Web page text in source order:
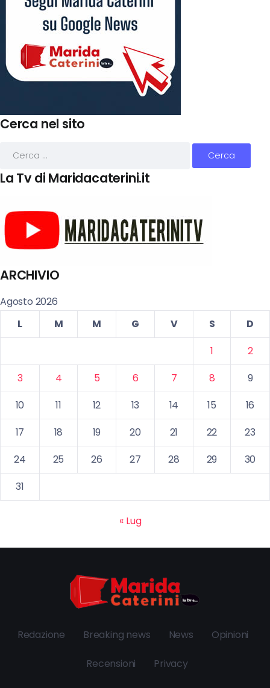
Cerca nel sito
La Tv di Maridacaterini.it
ARCHIVIO
Agosto 2026
L
M M G V S
D
1
2
3
4 5 6 7 8
9
10
11 12 13 14 15
16
17
18 19 20 21 22
23
24
25 26 27 28 29
30
31
« Lug
Redazione Breaking news News Opinioni
Recensioni Privacy